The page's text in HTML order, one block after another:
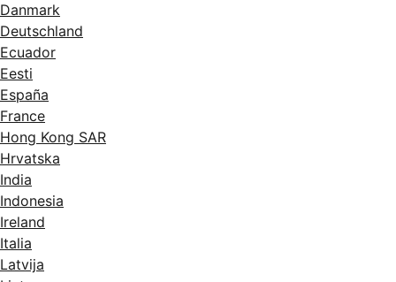
Danmark
Deutschland
Ecuador
Eesti
España
France
Hong Kong SAR
Hrvatska
India
Indonesia
Ireland
Italia
Latvija